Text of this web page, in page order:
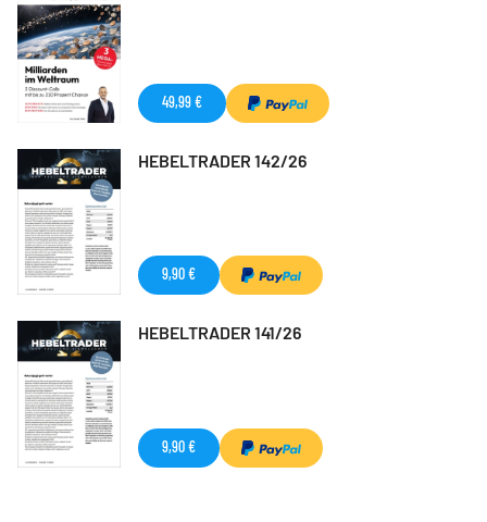
49,99 €
HEBELTRADER 142/26
9,90 €
HEBELTRADER 141/26
9,90 €